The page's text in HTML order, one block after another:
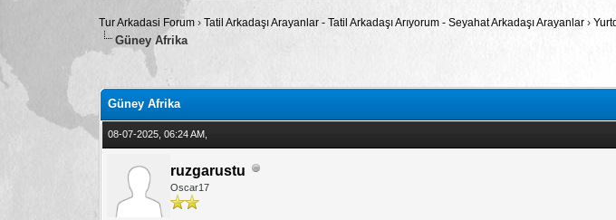
Tur Arkadasi Forum ›Tatil Arkadaşı Arayanlar - Tatil Arkadaşı Arıyorum - Seyahat Arkadaşı Arayanlar›
Güney Afrika
Toplam: 0 Oy - Ortalama: 0
Güney Afrika
08-07-2025, 06:24 AM,
ruzgarustu
Oscar17